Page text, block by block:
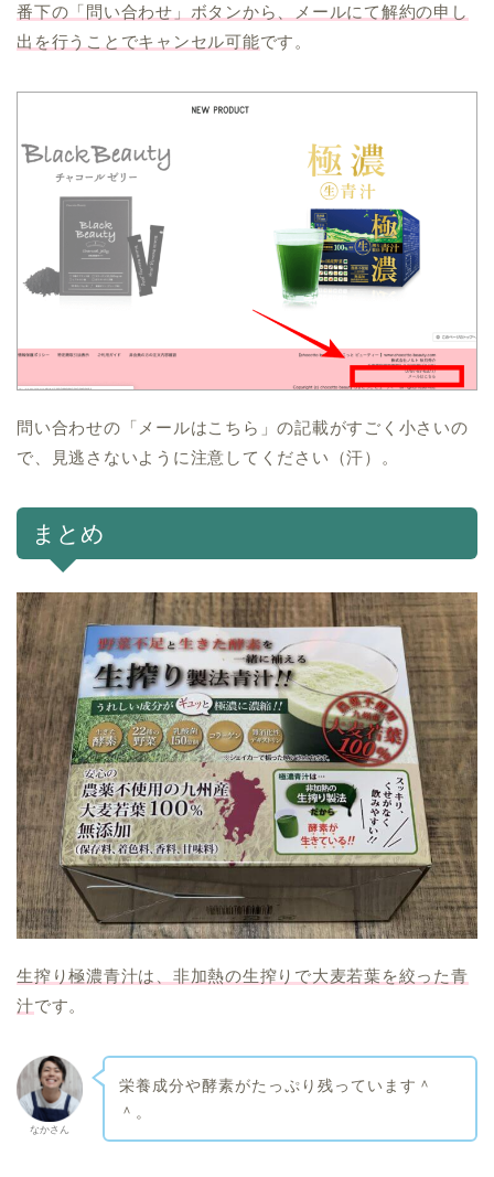
番下の「問い合わせ」ボタンから、メールにて解約の申し
出を行うことでキャンセル可能です。
問い合わせの「メールはこちら」の記載がすごく小さいの
で、見逃さないように注意してください（汗）。
まとめ
生搾り極濃青汁は、非加熱の生搾りで大麦若葉を絞った青
汁です。
なかさん
栄養成分や酵素がたっぷり残っています＾
＾。